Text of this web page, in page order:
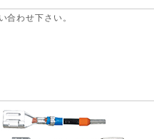
わせ下さい。